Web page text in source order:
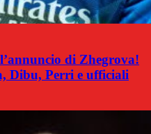
di Zhegrova!
Dibu, Perri e ufficiali